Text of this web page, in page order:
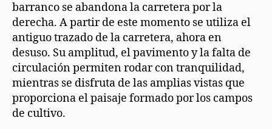
barranco se abandona la carretera por la
derecha. A partir de este momento se utiliza el
antiguo trazado de la carretera, ahora en
desuso. Su amplitud, el pavimento y la falta de
circulación permiten rodar con tranquilidad,
mientras se disfruta de las amplias vistas que
proporciona el paisaje formado por los campos
de cultivo.